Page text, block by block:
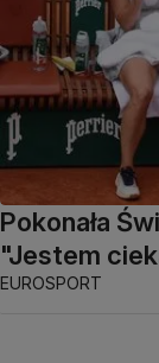
Pokonała
"Jestem
EUROSPORT